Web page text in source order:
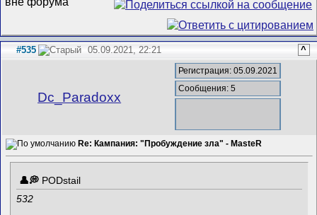
#535 05.09.2021, 22:21 ^
Dc_Paradoxx
Регистрация: 05.09.2021
Сообщения: 5
Re: Кампания: "Пробуждение зла" - MasteR
PODstail
532